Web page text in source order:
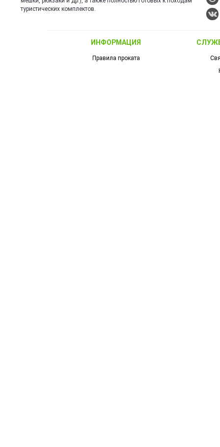
туристических комплектов.
ИНФОРМАЦИЯ
Правила проката